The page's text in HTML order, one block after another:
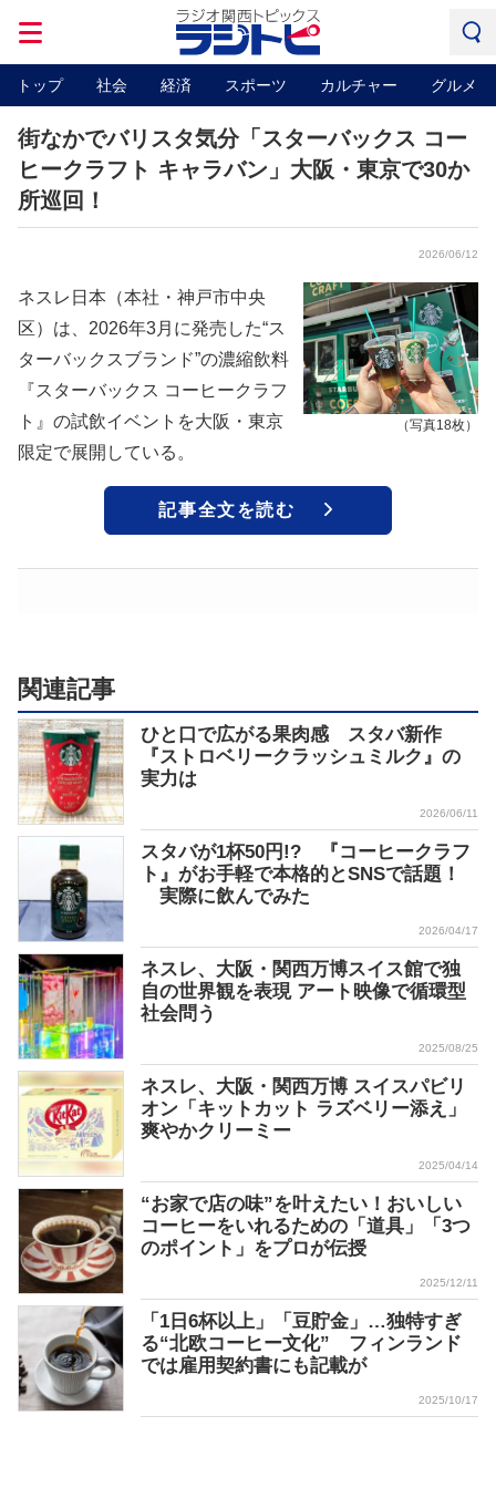
トップ 社会 経済 スポーツ カルチャー グルメ
街なかでバリスタ気分「スターバックス コー
ヒークラフト キャラバン」大阪・東京で30か
所巡回！
2026/06/12
（写真18枚）
ネスレ日本（本社・神戸市中央
区）は、2026年3月に発売した“ス
ターバックスブランド”の濃縮飲料
『スターバックス コーヒークラフ
ト』の試飲イベントを大阪・東京
限定で展開している。
記事全文を読む
関連記事
ひと口で広がる果肉感 スタバ新作
『ストロベリークラッシュミルク』の
実力は
2026/06/11
スタバが1杯50円!? 『コーヒークラフ
ト』がお手軽で本格的とSNSで話題！
実際に飲んでみた
2026/04/17
ネスレ、大阪・関西万博スイス館で独
自の世界観を表現 アート映像で循環型
社会問う
2025/08/25
ネスレ、大阪・関西万博 スイスパビリ
オン「キットカット ラズベリー添え」
爽やかクリーミー
2025/04/14
“お家で店の味”を叶えたい！おいしい
コーヒーをいれるための「道具」「3つ
のポイント」をプロが伝授
2025/12/11
「1日6杯以上」「豆貯金」…独特すぎ
る“北欧コーヒー文化” フィンランド
では雇用契約書にも記載が
2025/10/17